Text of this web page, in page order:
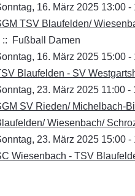
16. März 2025 13:00 -
TSV Blaufelden/​
:: Fußball Damen
16. März 2025 15:00 -
Blaufelden - SV
23. März 2025 11:00 -
SV Rieden/ ​Michelbach-
​Wiesenbach/
23. März 2025 15:00 -
Wiesenbach - TSV